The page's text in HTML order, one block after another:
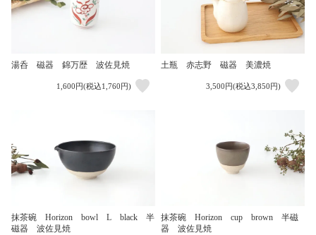
湯呑 磁器 錦万歴 波佐見焼
1,600円(税込1,760円)
土瓶 赤志野 磁器 美濃焼
3,500円(税込3,850円)
抹茶碗 Horizon bowl L black 半
磁器 波佐見焼
抹茶碗 Horizon cup brown 半磁
器 波佐見焼